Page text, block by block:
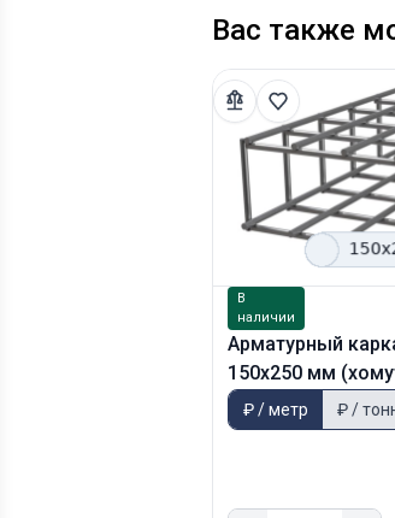
Вас также
В
наличии
Арматурный
150х250 мм
₽ / метр ₽ /